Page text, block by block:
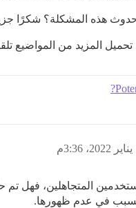
هذه المشكلة؟ شكرًا
المزيد من المواضيع
المتجاهلين، فهل
في عدم ظهورها.